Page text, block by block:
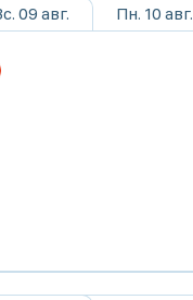
09 авг. Пн. 10 авг.